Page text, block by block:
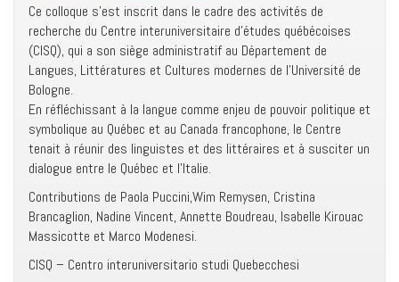
Ce colloque s’est inscrit dans le cadre des activités de
recherche du Centre interuniversitaire d’études québécoises
(CISQ), qui a son siège administratif au Département de
Langues, Littératures et Cultures modernes de l’Université de
Bologne.
En réfléchissant à la langue comme enjeu de pouvoir politique et
symbolique au Québec et au Canada francophone, le Centre
tenait à réunir des linguistes et des littéraires et à susciter un
dialogue entre le Québec et l’Italie.
Contributions de Paola Puccini,Wim Remysen, Cristina
Brancaglion, Nadine Vincent, Annette Boudreau, Isabelle Kirouac
Massicotte et Marco Modenesi.
CISQ – Centro interuniversitario studi Quebecchesi